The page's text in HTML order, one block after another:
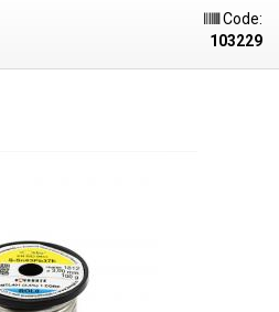
Die Legierung SN100 eignet sich für
SN100 erzeugt glatte,
SN100C ist eine
Code:
103229